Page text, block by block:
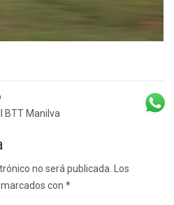
BTT Manilva
no será publicada.
Los
con *